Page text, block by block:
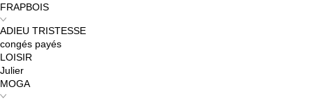
FRAPBOIS
ADIEU TRISTESSE
congés payés
LOISIR
Julier
MOGA